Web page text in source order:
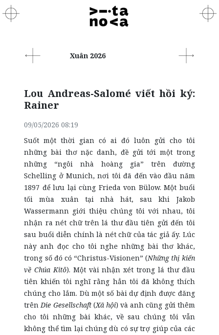
Xuân 2026
Lou Andreas-Salomé viết hồi ký:
Rainer
09/05/2026 08:19
Suốt một thời gian có ai đó luôn gửi cho tôi
những bài thơ nặc danh, đề gửi tới một trong
những “ngôi nhà hoàng gia” trên đường
Schelling ở Munich, nơi tôi đã đến vào đầu năm
1897 để lưu lại cùng Frieda von Bülow. Một buổi
tối mùa xuân tại nhà hát, sau khi Jakob
Wassermann giới thiệu chúng tôi với nhau, tôi
nhận ra nét chữ trên lá thư đầu tiên gửi đến tôi
sau buổi diễn chính là nét chữ của tác giả ấy. Lúc
này anh đọc cho tôi nghe những bài thơ khác,
trong số đó có “Christus-Visionen” (Những thị kiến
về Chúa Kitô). Một vài nhận xét trong lá thư đầu
tiên khiến tôi nghĩ rằng hẳn tôi đã không thích
chúng cho lắm. Dù một số bài dự định được đăng
trênDie Gesellschaft(Xã hội) và anh cũng gửi thêm
cho tôi những bài khác, về sau chúng tôi vẫn
không thể tìm lại chúng dù có sự trợ giúp của các